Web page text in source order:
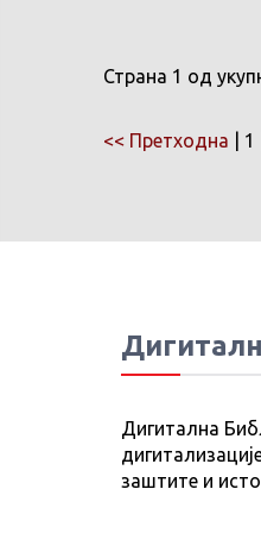
Страна 1 од
<< Претходна | 1 |
Дигитална
заштите и